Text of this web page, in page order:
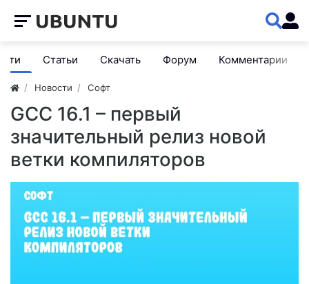
Статьи Скачать Форум Комментарии
Новости Софт
GCC 16.1 – первый
значительный релиз новой
ветки компиляторов